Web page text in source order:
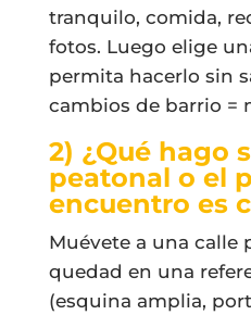
tranquilo, comida,
fotos. Luego elige
permita hacerlo sin
cambios de barrio =
2) ¿Qué hago
peatonal o el
encuentro es
Muévete a una calle
quedad en una
(esquina amplia,